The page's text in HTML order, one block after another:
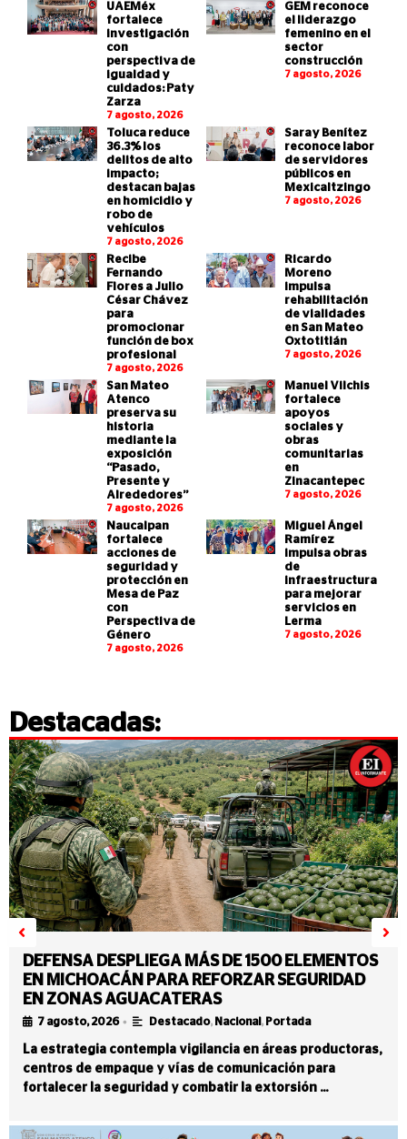
UAEMéx
fortalece
investigación
con
perspectiva de
igualdad y
cuidados: Paty
Zarza
7 agosto, 2026
GEM reconoce
el liderazgo
femenino en el
sector
construcción
7 agosto, 2026
Toluca reduce
36.3% los
delitos de alto
impacto;
destacan bajas
en homicidio y
robo de
vehículos
7 agosto, 2026
Saray Benítez
reconoce labor
de servidores
públicos en
Mexicaltzingo
7 agosto, 2026
Recibe
Fernando
Flores a Julio
César Chávez
para
promocionar
función de box
profesional
7 agosto, 2026
Ricardo
Moreno
impulsa
rehabilitación
de vialidades
en San Mateo
Oxtotitlán
7 agosto, 2026
San Mateo
Atenco
preserva su
historia
mediante la
exposición
“Pasado,
Presente y
Alrededores”
7 agosto, 2026
Manuel Vilchis
fortalece
apoyos
sociales y
obras
comunitarias
en
Zinacantepec
7 agosto, 2026
Naucalpan
fortalece
acciones de
seguridad y
protección en
Mesa de Paz
con
Perspectiva de
Género
7 agosto, 2026
Miguel Ángel
Ramírez
impulsa obras
de
infraestructura
para mejorar
servicios en
Lerma
7 agosto, 2026
Destacadas:
DEFENSA DESPLIEGA MÁS DE 1500 ELEMENTOS
EN MICHOACÁN PARA REFORZAR SEGURIDAD
EN ZONAS AGUACATERAS
7 agosto, 2026 • Destacado, Nacional , Portada
La estrategia contempla vigilancia en áreas productoras,
centros de empaque y vías de comunicación para
fortalecer la seguridad y combatir la extorsión …